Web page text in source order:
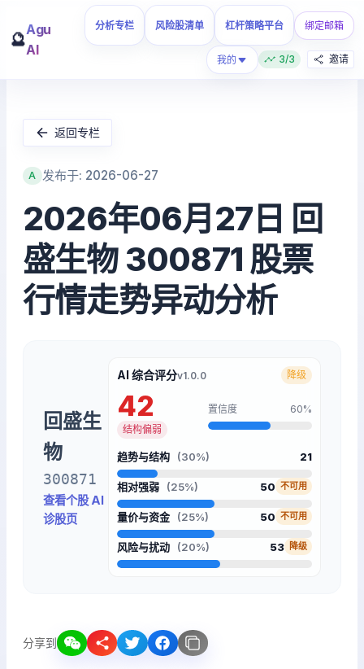
🔮Agu
AI
分析专栏 风险股清单 杠杆策略平台 绑定邮箱
我的 3/3 邀请
返回专栏
A 发布于: 2026-06-27
2026年06月27日 回
盛生物 300871 股票
行情走势异动分析
回盛生
物
300871
查看个股 AI
诊股页
AI 综合评分v1.0.0 降级
42
结构偏弱
置信度 60%
趋势与结构 (30%) 21
相对强弱 (25%) 50 不可用
量价与资金 (25%) 50 不可用
风险与扰动 (20%) 53 降级
分享到